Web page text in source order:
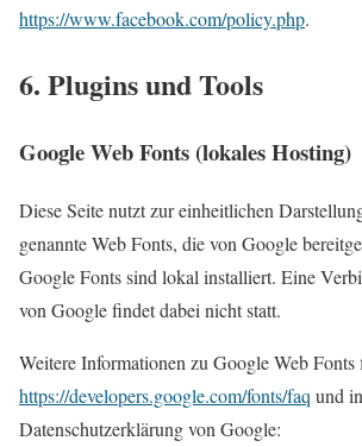
https://www.facebook.com/policy.php.
6. Plugins und Tools
Google Web Fonts (lokales Hosting)
Diese Seite nutzt zur einheitlichen
genannte Web Fonts, die von Google
Google Fonts sind lokal installiert. Eine
von Google findet dabei nicht statt.
Weitere Informationen zu Google Web Fonts
https://developers.google.com/fonts/faq und
Datenschutzerklärung von Google: